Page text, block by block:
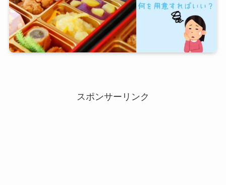
スポンサーリンク